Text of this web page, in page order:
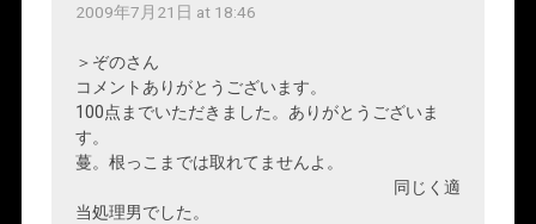
2009年7月21日 at 18:46
＞ぞのさん
コメントありがとうございます。
100点までいただきました。ありがとうございま
す。
蔓。根っこまでは取れてませんよ。
同じく適
当処理男でした。